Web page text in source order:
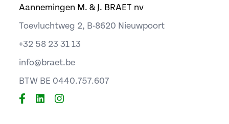
Aannemingen M. & J. BRAET nv
Toevluchtweg 2, B-8620 Nieuwpoort
+32 58 23 31 13
info@braet.be
BTW BE 0440.757.607